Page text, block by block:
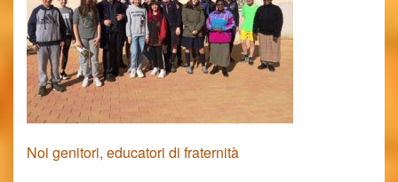
Noi genitori, educatori di fraternità